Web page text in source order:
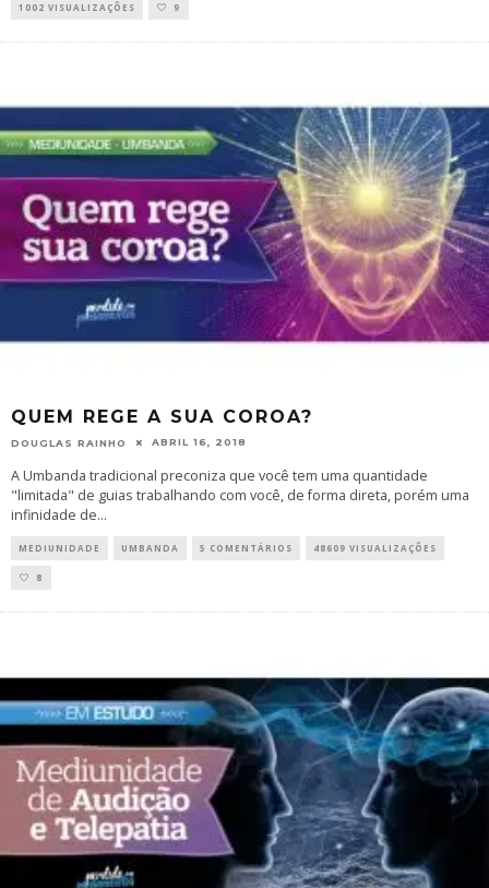
1002 VISUALIZAÇÕES 9
QUEM REGE A SUA COROA?
DOUGLAS RAINHO ABRIL 16, 2018
A Umbanda tradicional preconiza que você tem uma quantidade
"limitada" de guias trabalhando com você, de forma direta, porém uma
infinidade de...
MEDIUNIDADE UMBANDA 5 COMENTÁRIOS 48609 VISUALIZAÇÕES
8